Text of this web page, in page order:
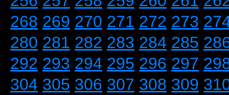
268 269 270 271 272 273
280 281 282 283 284 285
292 293 294 295 296 297
304 305 306 307 308 309